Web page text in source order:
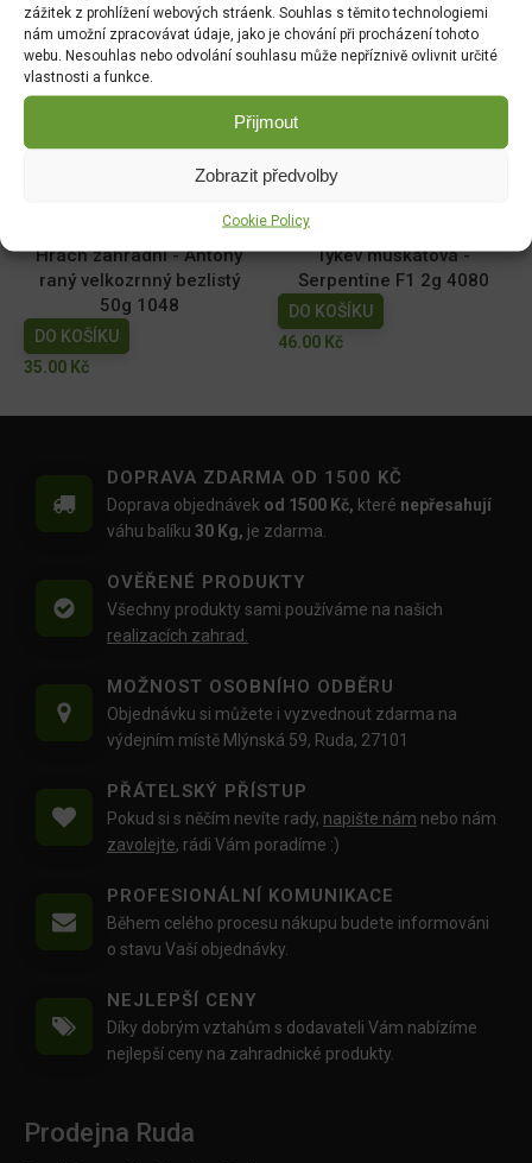
zážitek z prohlížení webových stráenk. Souhlas s těmito technologiemi
nám umožní zpracovávat údaje, jako je chování při procházení tohoto
webu. Nesouhlas nebo odvolání souhlasu může nepříznivě ovlivnit určité
vlastnosti a funkce.
Přijmout
Zobrazit předvolby
Cookie Policy
DO KOŠÍKU
70.00Kč
DO KOŠÍKU
19.00Kč
Dobrá semena - Kiwano -
africká okurka 10s 2257
DO KOŠÍKU
Dobrá semena - Sója
Edamame - Chiba Green
10g 3972
DO KOŠÍKU
Hrách zahradní - Antony
raný velkozrnný bezlistý
50g 1048
DO KOŠÍKU
35.00 Kč
Tykev muškátová -
Serpentine F1 2g 4080
DO KOŠÍKU
46.00 Kč
DOPRAVA ZDARMA OD 1500 KČ
Doprava objednávek od 1500 Kč, které nepřesahují
váhu balíku 30 Kg, je zdarma.
OVĚŘENÉ PRODUKTY
Všechny produkty sami používáme na našich
realizacích zahrad.
MOŽNOST OSOBNÍHO ODBĚRU
Objednávku si můžete i vyzvednout zdarma na
výdejním místě Mlýnská 59, Ruda, 27101
PŘÁTELSKÝ PŘÍSTUP
Pokud si s něčím nevíte rady, napište nám nebo nám
zavolejte, rádi Vám poradíme :)
PROFESIONÁLNÍ KOMUNIKACE
Během celého procesu nákupu budete informováni
o stavu Vaší objednávky.
NEJLEPŠÍ CENY
Díky dobrým vztahům s dodavateli Vám nabízíme
nejlepší ceny na zahradnické produkty.
Prodejna Ruda